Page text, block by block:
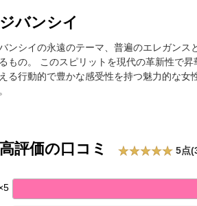
ジバンシイ
ンシイの永遠のテーマ、普遍のエレガン
もの。 このスピリットを現代の革新性で
る行動的で豊かな感受性を持つ魅力的な女
高評価の口コミ 5点
5